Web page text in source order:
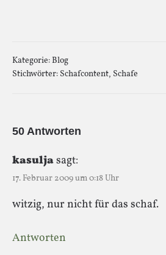
Kategorie:Blog
Stichwörter: Schafcontent, Schafe
50 Antworten
kasuljasagt:
17. Februar 2009 um 0:18 Uhr
witzig, nur nicht für das schaf.
Antworten